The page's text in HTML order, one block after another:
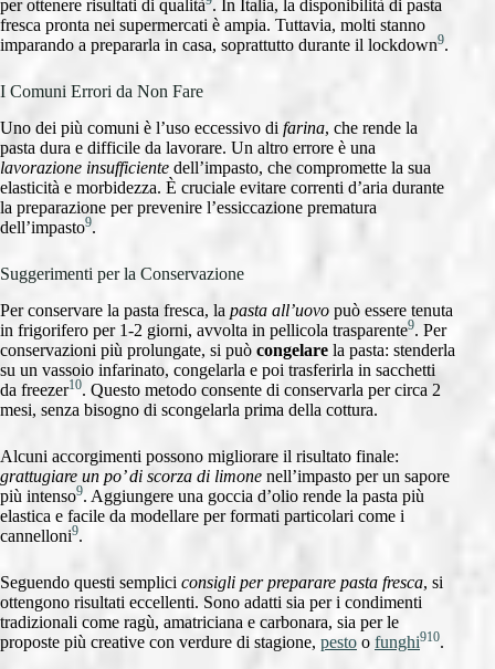
per ottenere risultati di qualità . In Italia, la disponibilità di pasta
fresca pronta nei supermercati è ampia. Tuttavia, molti stanno
imparando a prepararla in casa, soprattutto durante il lockdown9.
I Comuni Errori da Non Fare
Uno dei più comuni è l’uso eccessivo di farina, che rende la
pasta dura e difficile da lavorare. Un altro errore è una
lavorazione insufficiente dell’impasto, che compromette la sua
elasticità e morbidezza. È cruciale evitare correnti d’aria durante
la preparazione per prevenire l’essiccazione prematura
dell’impasto9.
Suggerimenti per la Conservazione
Per conservare la pasta fresca, la pasta all’uovo può essere tenuta
in frigorifero per 1-2 giorni, avvolta in pellicola trasparente9. Per
conservazioni più prolungate, si può congelare la pasta: stenderla
su un vassoio infarinato, congelarla e poi trasferirla in sacchetti
da freezer10. Questo metodo consente di conservarla per circa 2
mesi, senza bisogno di scongelarla prima della cottura.
Alcuni accorgimenti possono migliorare il risultato finale:
grattugiare un po’ di scorza di limone nell’impasto per un sapore
più intenso9. Aggiungere una goccia d’olio rende la pasta più
elastica e facile da modellare per formati particolari come i
cannelloni9.
Seguendo questi semplici consigli per preparare pasta fresca, si
ottengono risultati eccellenti. Sono adatti sia per i condimenti
tradizionali come ragù, amatriciana e carbonara, sia per le
proposte più creative con verdure di stagione, pesto o funghi910.